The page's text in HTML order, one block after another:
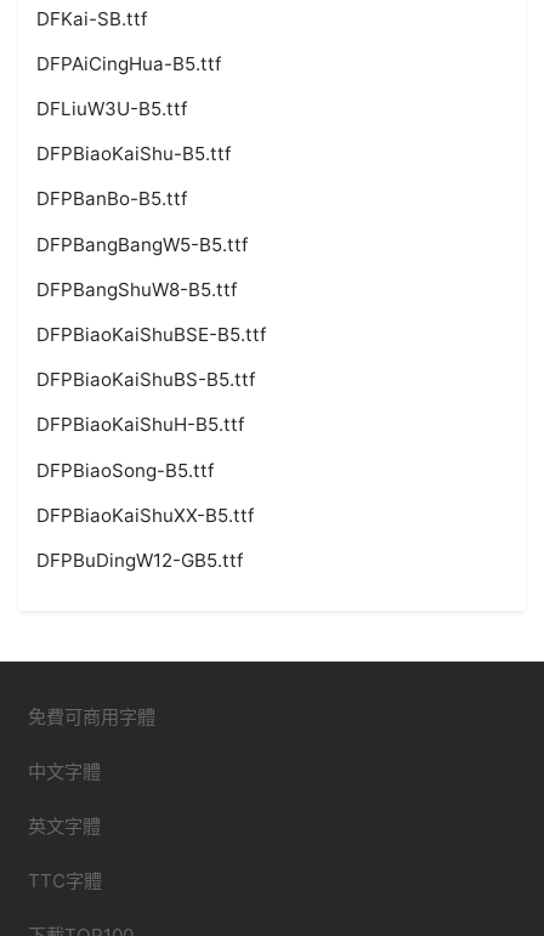
DFKai-SB.ttf
DFPAiCingHua-B5.ttf
DFLiuW3U-B5.ttf
DFPBiaoKaiShu-B5.ttf
DFPBanBo-B5.ttf
DFPBangBangW5-B5.ttf
DFPBangShuW8-B5.ttf
DFPBiaoKaiShuBSE-B5.ttf
DFPBiaoKaiShuBS-B5.ttf
DFPBiaoKaiShuH-B5.ttf
DFPBiaoSong-B5.ttf
DFPBiaoKaiShuXX-B5.ttf
DFPBuDingW12-GB5.ttf
免費可商用字體
中文字體
英文字體
TTC字體